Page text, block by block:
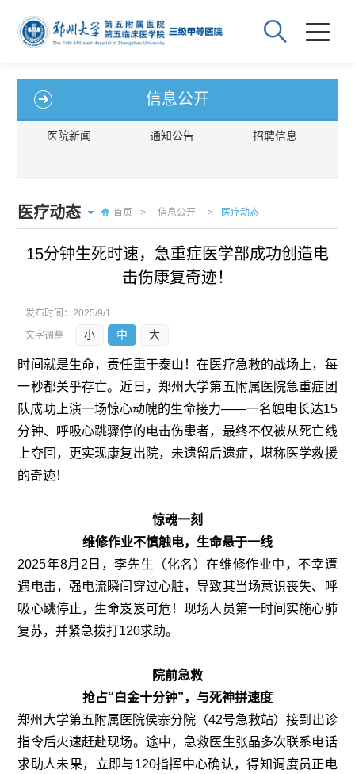
信息公开
医院新闻 通知公告 招聘信息
医疗动态 首页 > 信息公开 > 医疗动态
15分钟生死时速，急重症医学部成功创造电
击伤康复奇迹！
发布时间：2025/9/1
文字调整
小 中 大
时间就是生命，责任重于泰山！在医疗急救的战场上，每
一秒都关乎存亡。近日，郑州大学第五附属医院急重症团
队成功上演一场惊心动魄的生命接力——一名触电长达15
分钟、呼吸心跳骤停的电击伤患者，最终不仅被从死亡线
上夺回，更实现康复出院，未遗留后遗症，堪称医学救援
的奇迹！
惊魂一刻
维修作业不慎触电，生命悬于一线
2025年8月2日，李先生（化名）在维修作业中，不幸遭
遇电击，强电流瞬间穿过心脏，导致其当场意识丧失、呼
吸心跳停止，生命岌岌可危！现场人员第一时间实施心肺
复苏，并紧急拨打120求助。
院前急救
抢占“白金十分钟”，与死神拼速度
郑州大学第五附属医院侯寨分院（42号急救站）接到出诊
指令后火速赶赴现场。途中，急救医生张晶多次联系电话
求助人未果，立即与120指挥中心确认，得知调度员正电